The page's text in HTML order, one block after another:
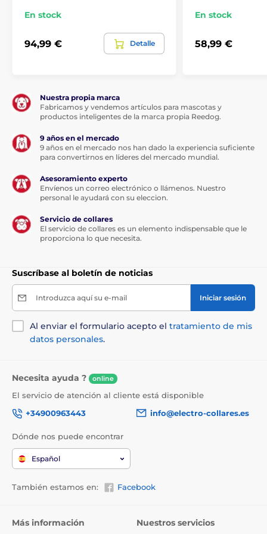
comunicación bidireccional como una llamada
Grabación de vídeo:
gracias a la grabación de vídeo
256 GB, el contenido nuevo sobrescribe el anterior
Uso compartido multiusuario:acceso multiusuario
Velocidad EBO SE:la velocidad máxima de la
cámara es de 0,6 m/s
Aplicación móvil EBO
Con la app EBO, puedes acceder a tu casa y
comunicarte con tu familia en cualquier momento.
cámara EBO ES
el robot de seguridad doméstico
avisa cuando detecta alguna actividad sospechosa.
movimiento de seguimiento y rotación flexible, se
En stock
94,99 € Detalle
En stock
58,99 €
Nuestra propia marca
Fabricamos y vendemos artículos para mascotas y
productos inteligentes de la marca propia Reedog.
9 años en el mercado
9 años en el mercado nos han dado la experiencia suficiente
para convertirnos en líderes del mercado mundial.
Asesoramiento experto
Envíenos un correo electrónico o llámenos. Nuestro
personal le ayudará con su eleccion.
Servicio de collares
El servicio de collares es un elemento indispensable que le
proporciona lo que necesita.
Suscríbase al boletín de noticias
Introduzca aquí su e-mail Iniciar sesión
Al enviar el formulario acepto el tratamiento de mis
datos personales.
Necesita ayuda ? online
El servicio de atención al cliente está disponible
+34900963443
info@electro-collares.es
Dónde nos puede encontrar
Español
También estamos en: Facebook
Más información Nuestros servicios